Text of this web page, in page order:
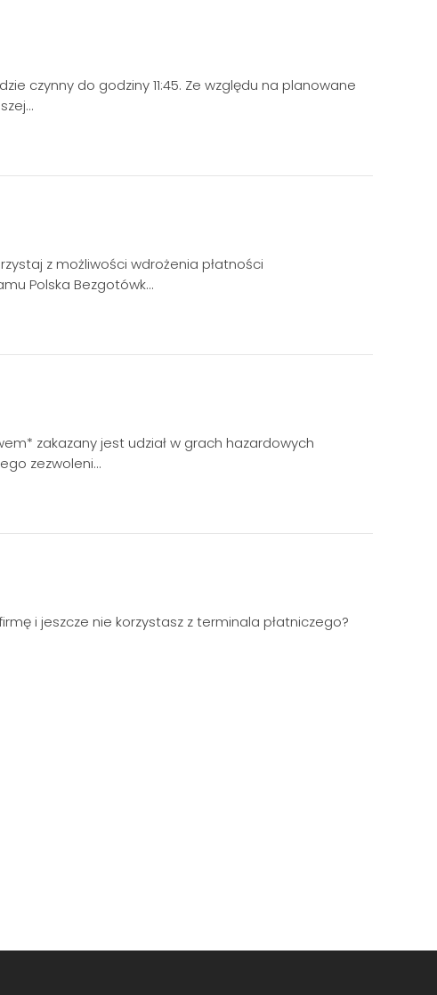
czynny do godziny 11:45. Ze względu na planowane
z możliwości wdrożenia płatności
Polska Bezgotówk…
zakazany jest udział w grach hazardowych
zezwoleni…
i jeszcze nie korzystasz z terminala płatniczego?